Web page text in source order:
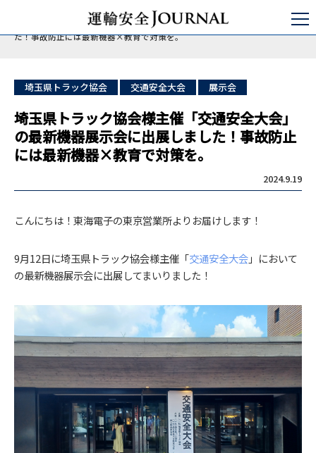
点呼
自動点呼
埼玉県トラック協会様主催「交通安全大会」の最新機器展示会に出展しまし
た！事故防止には最新機器×教育で対策を。
埼玉県トラック協会 交通安全大会 展示会
埼玉県トラック協会様主催「交通安全大会」
の最新機器展示会に出展しました！事故防止
には最新機器×教育で対策を。
2024.9.19
こんにちは！東海電子の東京営業所よりお届けします！
9月12日に埼玉県トラック協会様主催「交通安全大会」において
の最新機器展示会に出展してまいりました！